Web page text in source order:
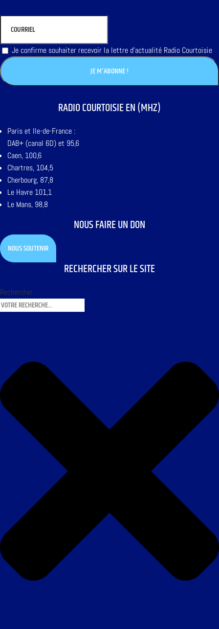
Je confirme souhaiter recevoir la lettre d'actualité Radio Courtoisie
RADIO COURTOISIE EN (MHZ)
Paris et Ile-de-France :
DAB+ (canal 6D) et 95,6
Caen, 100,6
Chartres, 104,5
Cherbourg, 87,8
Le Havre 101,1
Le Mans, 98,8
NOUS FAIRE UN DON
NOUS SOUTENIR
RECHERCHER SUR LE SITE
Rechercher